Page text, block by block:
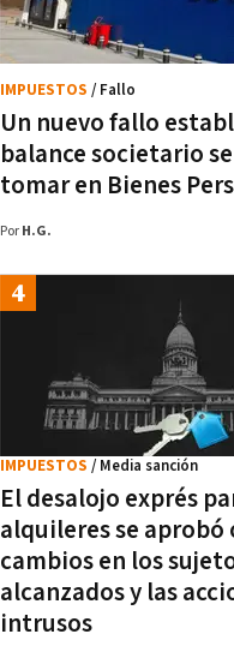
Un nuevo fallo
balance societario
tomar en Bienes
IMPUESTOS / Fallo
Por H.G.
El desalojo exprés
alquileres se aprobó
cambios en los
alcanzados y las
intrusos
IMPUESTOS / Media sanción